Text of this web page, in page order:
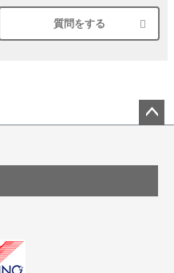
30VAで印刷するときの設定
の商品はありますか
タイプはありますか？
適した紙はありますか？
質問をする
ップ